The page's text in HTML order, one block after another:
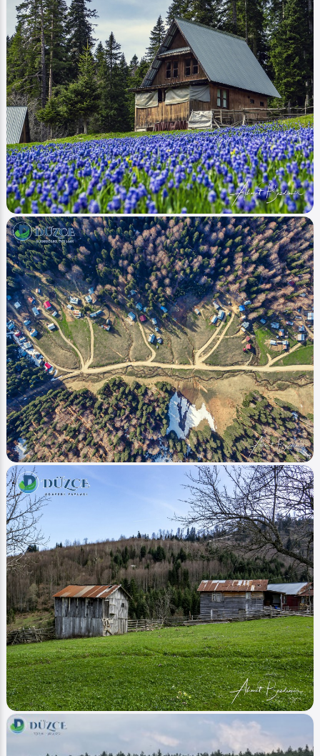
Image Yaylalar - Plateaus
Eğrelti (Yayla Plateau) 2021
Ahmet Bozdemir 0 1040 0
Image Şelaleler - Waterfalls
Balıklı (Yayla - Plateau) 2021
Ahmet Bozdemir 0 1578 0
Image Yaylalar - Plateaus
Derebalık 2021 (Plateaus - Yayla)
Ahmet Bozdemir 0 1209 0